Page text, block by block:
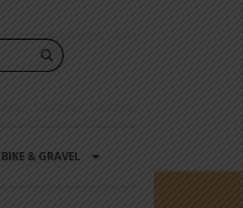
BIKE & GRAVEL